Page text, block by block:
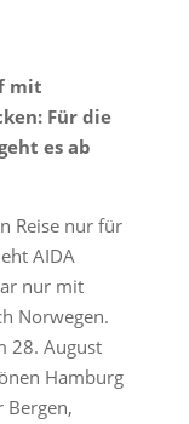
mit
Für die
es ab
Reise nur für
AIDA
nur mit
Norwegen.
28. August
Hamburg
Bergen,